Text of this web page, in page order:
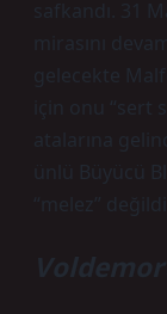
safkandı. 31
mirasını
gelecekte
için onu “sert
atalarına
ünlü Büyücü
“melez”